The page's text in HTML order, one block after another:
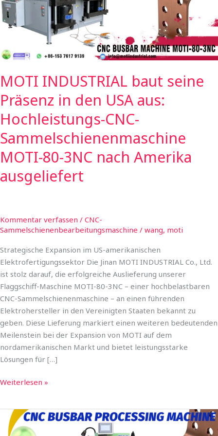
MOTI INDUSTRIAL baut seine
Präsenz in den USA aus:
Hochleistungs-CNC-
Sammelschienenmaschine
MOTI-80-3NC nach Amerika
ausgeliefert
Kommentar verfassen / CNC-
Sammelschienenbearbeitungsmaschine / wang, moti
Strategische Expansion im US-amerikanischen
Elektrofertigungssektor Die Jinan MOTI INDUSTRIAL Co., Ltd.
ist stolz darauf, die erfolgreiche Auslieferung unserer
Flaggschiff-Maschine MOTI-80-3NC – einer hochbelastbaren
CNC-Sammelschienenmaschine – an einen führenden
Elektrohersteller in den Vereinigten Staaten bekannt zu
geben. Diese Lieferung markiert einen weiteren bedeutenden
Meilenstein bei der Expansion von MOTI auf dem
nordamerikanischen Markt und bietet leistungsstarke
Lösungen für […]
in
den
USA
Hochleistungs-
Sammelschienenmaschine
MOTI-
80-
3NC
nach
Amerika
ausgeliefert
Weiterlesen »
MOTI
INDUSTRIAL